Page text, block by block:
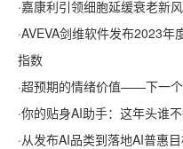
·嘉康利引领细胞延缓衰老新
·AVEVA剑维软件发布2023年
指数
·超预期的情绪价值——下一
·你的贴身AI助手：这年头谁
·从发布AI品类到落地AI普惠